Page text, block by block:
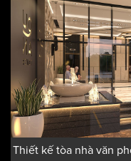
Thiết kế tòa nhà văn